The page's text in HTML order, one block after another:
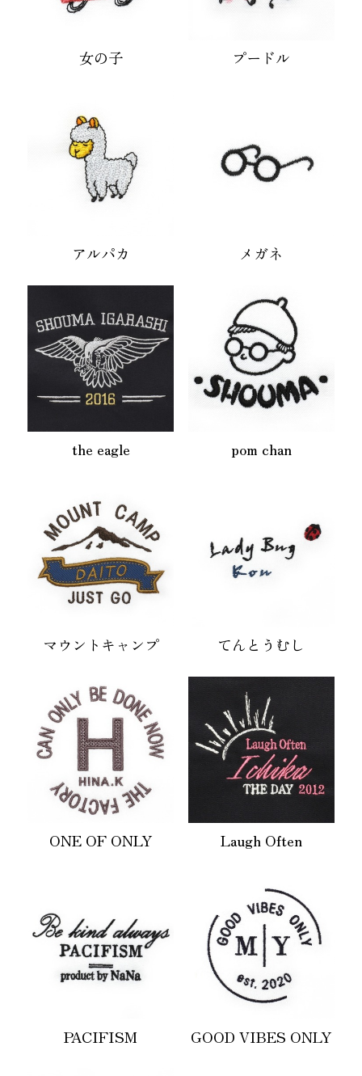
女の子 プードル
アルパカ メガネ
the eagle pom chan
マウントキャンプ てんとうむし
ONE OF ONLY Laugh Often
PACIFISM GOOD VIBES ONLY